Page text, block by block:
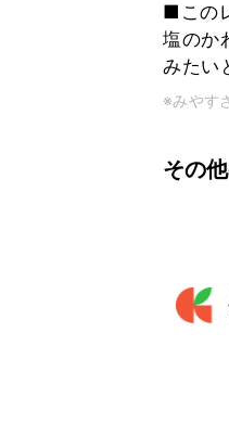
■この
塩のか
みたい
※みやす
その